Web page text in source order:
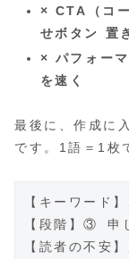
× CTA（コ
せボタン 置
× パフォー
を速く
最後に、作成に
です。1語＝1枚
【キーワード
【段階】③ 申
【読者の不安